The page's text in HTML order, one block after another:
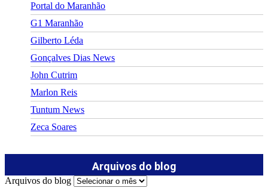
Portal do Maranhão
G1 Maranhão
Gilberto Léda
Gonçalves Dias News
John Cutrim
Marlon Reis
Tuntum News
Zeca Soares
Arquivos do blog
Arquivos do blog